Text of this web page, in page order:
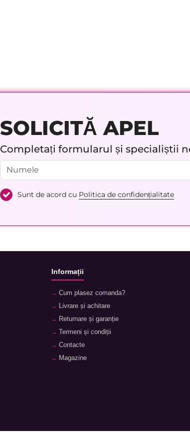
SOLICITĂ APEL
Completați formularul și specialiștii
Sunt de acord cu Politica de confidențialitate
Informații
Cum plasez comanda?
Livrare și achitare
Returnare și garanție
Termeni și condiții
Contacte
Magazine